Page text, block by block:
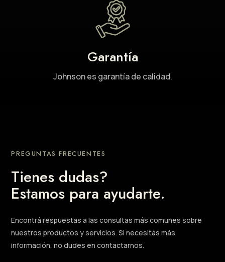
Garantía
Johnson es garantía de calidad.
PREGUNTAS FRECUENTES
Tienes dudas?
Estamos para ayudarte.
Encontrá respuestas a las consultas más comunes sobre
nuestros productos y servicios. Si necesitás más
información, no dudes en contactarnos.